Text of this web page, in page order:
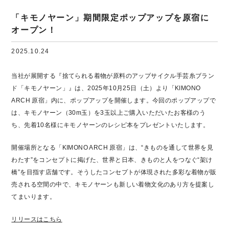
「キモノヤーン」期間限定ポップアップを原宿に
オープン！
2025.10.24
当社が展開する『捨てられる着物が原料のアップサイクル手芸糸ブラン
ド「キモノヤーン」』は、2025年10月25日（土）より「KIMONO
ARCH 原宿」内に、ポップアップを開催します。今回のポップアップで
は、キモノヤーン（30m玉）を3玉以上ご購入いただいたお客様のう
ち、先着10名様にキモノヤーンのレシピ本をプレゼントいたします。
開催場所となる「KIMONO ARCH 原宿」は、“きものを通して世界を見
わたす”をコンセプトに掲げた、世界と日本、きものと人をつなぐ“架け
橋”を目指す店舗です。そうしたコンセプトが体現された多彩な着物が販
売される空間の中で、キモノヤーンも新しい着物文化のあり方を提案し
てまいります。
リリースはこちら